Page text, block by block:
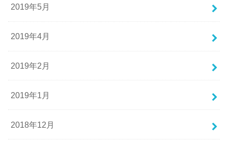
2019年5月
2019年4月
2019年2月
2019年1月
2018年12月